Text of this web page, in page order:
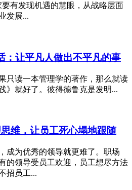
有发现机遇的慧眼，从战略层面
发展...
：让平凡人做出不平凡的事
只读一本管理学的著作，那么就读
》就好了。彼得德鲁克是发明...
维，让员工死心塌地跟随
成为优秀的领导就更难了。职场
的领导受员工欢迎，员工想尽方法
招员工...